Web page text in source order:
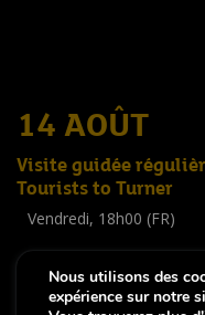
14 AOÛT
Visite guidée
Tourists to Turner
Vendredi, 18h00 (FR)
Tout public )
Nous utilisons des
expérience sur notre